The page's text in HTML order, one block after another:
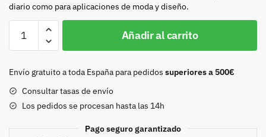
diario como para aplicaciones de moda y diseño.
30mm
9200
Añadir al carrito
Envío gratuito a toda España para pedidos superiores a 500€
Consultar tasas de envío
Los pedidos se procesan hasta las 14h
Pago seguro garantizado